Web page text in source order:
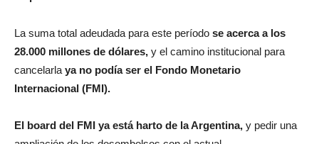
La suma total adeudada para este período se acerca a los
28.000 millones de dólares, y el camino institucional para
cancelarla ya no podía ser el Fondo Monetario
Internacional (FMI).
El board del FMI ya está harto de la Argentina, y pedir una